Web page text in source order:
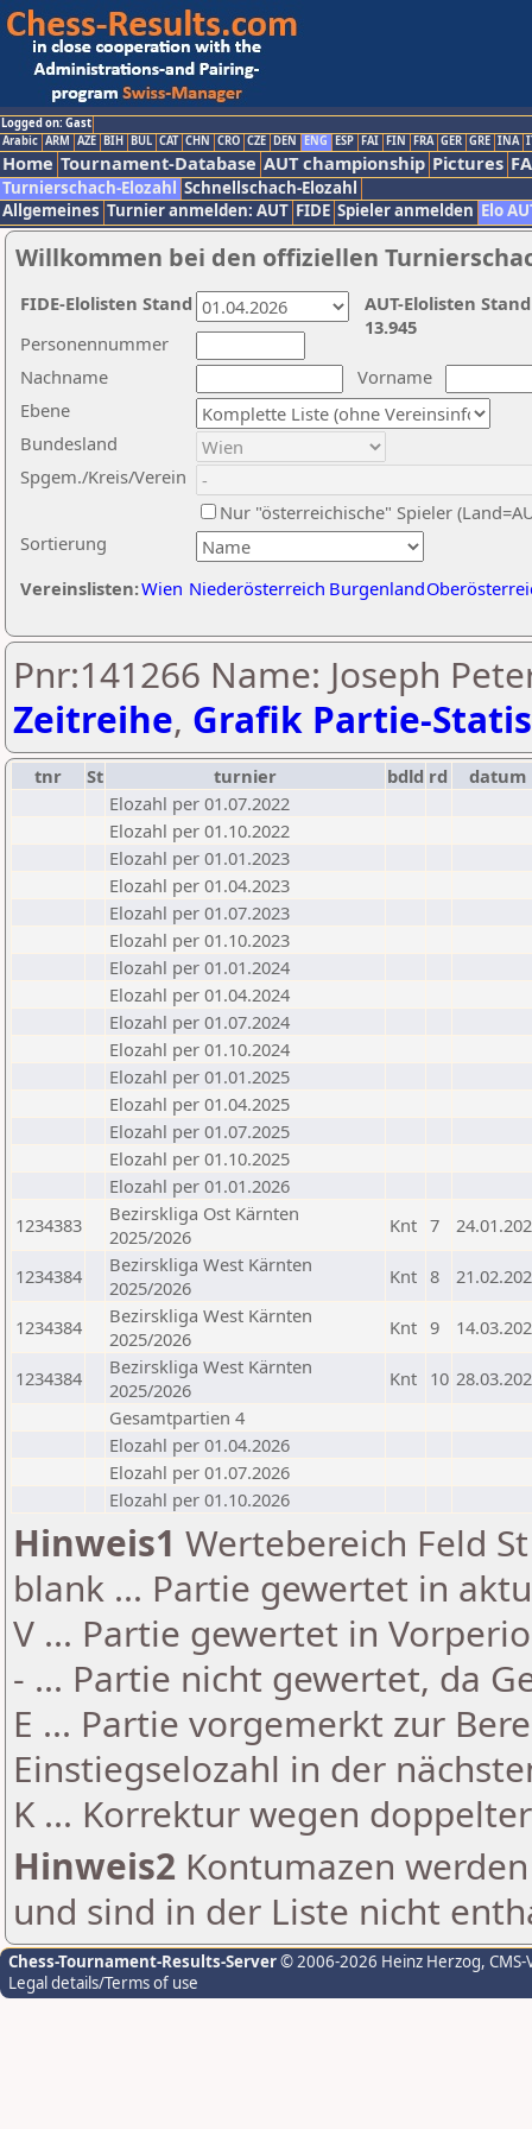
Logged on: Gast
Arabic ARM AZE BIH BUL CAT CHN CRO CZE DEN ENG ESP FAI FIN FRA GER GRE INA
Home Tournament-Database AUT championship Pictures
Turnierschach-Elozahl Schnellschach-Elozahl
Allgemeines Turnier anmelden: AUT FIDE Spieler anmelden Elo
Willkommen bei den offiziellen
Nachname
Vorname
Ebene
Sortierung
Personennummer
Bundesland
Spgem./Kreis/Verein
Nur "österreichische" Spieler
Vereinslisten:Wien Niederösterreich Burgenland
AUT-Elolisten
13.945
FIDE-Elolisten Stand
Pnr:141266 Name: Joseph
Zeitreihe, Grafik Partie-
tnr St turnier bdld rd
datum
Elozahl per 01.07.2022
Elozahl per 01.10.2022
Elozahl per 01.01.2023
Elozahl per 01.04.2023
Elozahl per 01.07.2023
Elozahl per 01.10.2023
Elozahl per 01.01.2024
Elozahl per 01.04.2024
Elozahl per 01.07.2024
Elozahl per 01.10.2024
Elozahl per 01.01.2025
Elozahl per 01.04.2025
Elozahl per 01.07.2025
Elozahl per 01.10.2025
Elozahl per 01.01.2026
1234383
Bezirskliga Ost Kärnten
2025/2026
Knt 7
1234384
Bezirskliga West Kärnten
2025/2026
Knt 8
1234384
Bezirskliga West Kärnten
2025/2026
Knt 9
1234384
Bezirskliga West Kärnten
2025/2026
Knt 10
Gesamtpartien 4
Elozahl per 01.04.2026
Elozahl per 01.07.2026
Elozahl per 01.10.2026
Hinweis1 Wertebereich Feld
blank ... Partie gewertet in
V ... Partie gewertet in
- ... Partie nicht gewertet, da
E ... Partie vorgemerkt zur
Einstiegselozahl in der
K ... Korrektur wegen
Hinweis2 Kontumazen
und sind in der Liste nicht
Chess-Tournament-Results-Server© 2006-2026 Heinz Herzog,
Legal details/Terms of use